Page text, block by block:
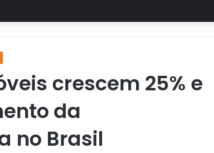
crescem 25% e
da
no Brasil